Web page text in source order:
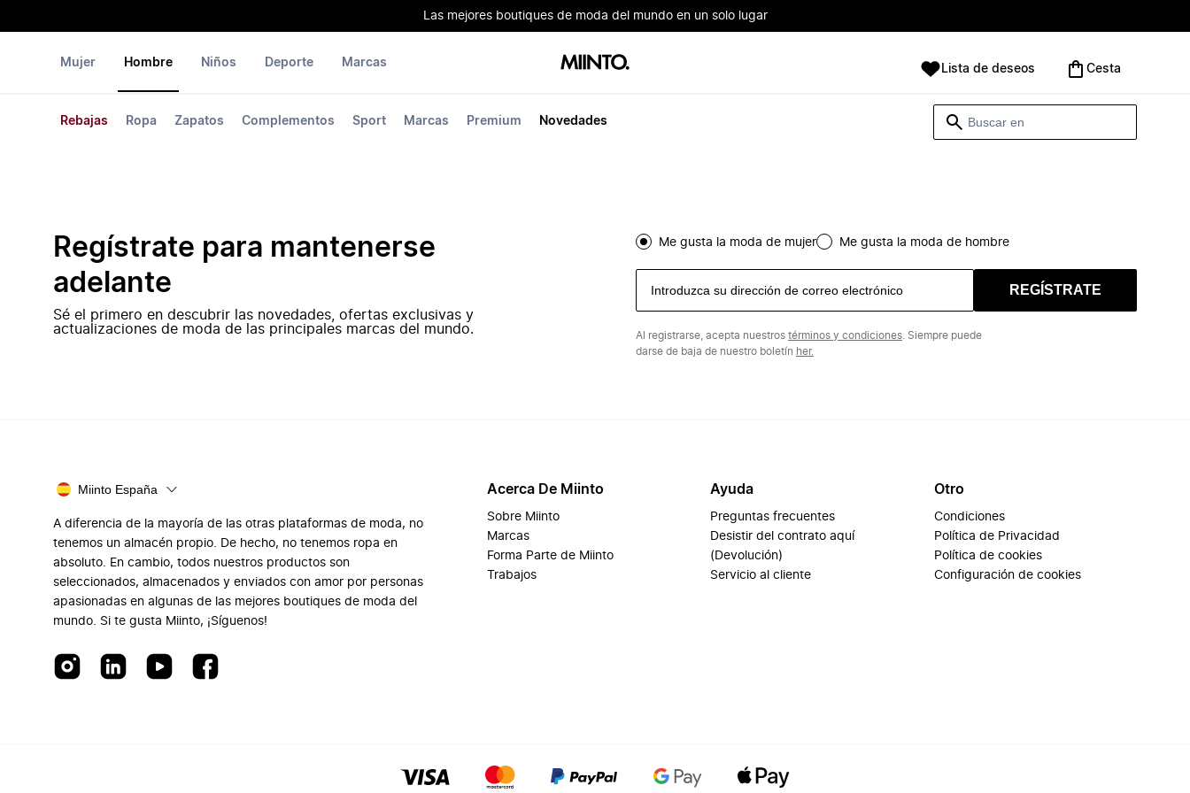
Las mejores boutiques de moda del mundo en un solo lugar
Mujer Hombre
Rebajas Ropa Zapatos Complementos Sport Marcas Premium Novedades
Niños Deporte Marcas Lista de deseos Cesta
Regístrate para mantenerse
adelante
Sé el primero en descubrir las novedades, ofertas exclusivas y
actualizaciones de moda de las principales marcas del mundo.
Me gusta la moda de mujer Me gusta la moda de hombre
REGÍSTRATE
Al registrarse, acepta nuestros términos y condiciones . Siempre puede
darse de baja de nuestro boletín her.
Miinto España
A diferencia de la mayoría de las otras plataformas de moda, no
tenemos un almacén propio. De hecho, no tenemos ropa en
absoluto. En cambio, todos nuestros productos son
seleccionados, almacenados y enviados con amor por personas
apasionadas en algunas de las mejores boutiques de moda del
mundo. Si te gusta Miinto, ¡Síguenos!
Acerca De Miinto
Sobre Miinto
Marcas
Forma Parte de Miinto
Trabajos
Ayuda
Preguntas frecuentes
Desistir del contrato aquí
(Devolución)
Servicio al cliente
Otro
Condiciones
Política de Privacidad
Política de cookies
Configuración de cookies